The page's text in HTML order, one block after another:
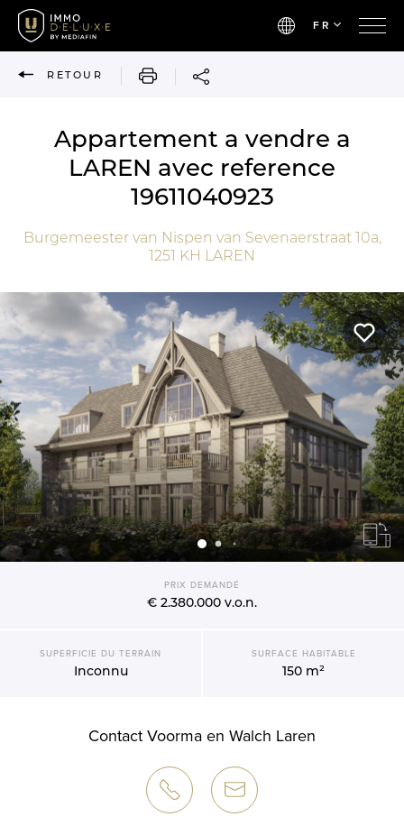
FR
RETOUR IMPRIMER
Appartement a vendre a
LAREN avec reference
19611040923
Burgemeester van Nispen van Sevenaerstraat 10a,
1251 KH LAREN
PRIX DEMANDÉ
€ 2.380.000 v.o.n.
SUPERFICIE DU TERRAIN
Inconnu
SURFACE HABITABLE
150 m²
Contact Voorma en Walch Laren